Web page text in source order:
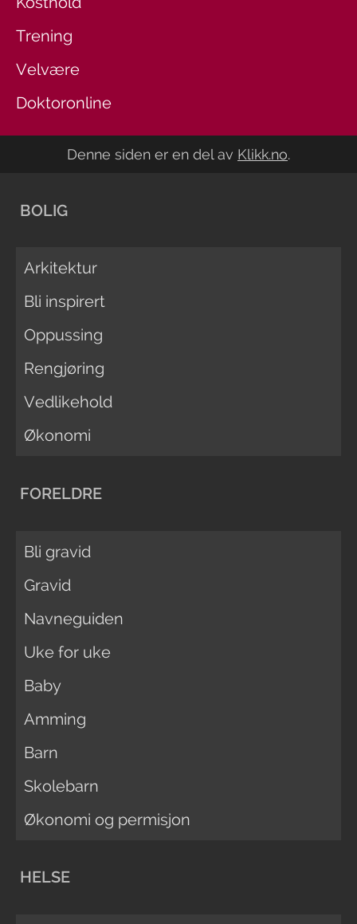
Trening
Velvære
Doktoronline
Denne siden er en del av Klikk.no.
BOLIG
Arkitektur
Bli inspirert
Oppussing
Rengjøring
Vedlikehold
Økonomi
FORELDRE
Bli gravid
Gravid
Navneguiden
Uke for uke
Baby
Amming
Barn
Skolebarn
Økonomi og permisjon
HELSE